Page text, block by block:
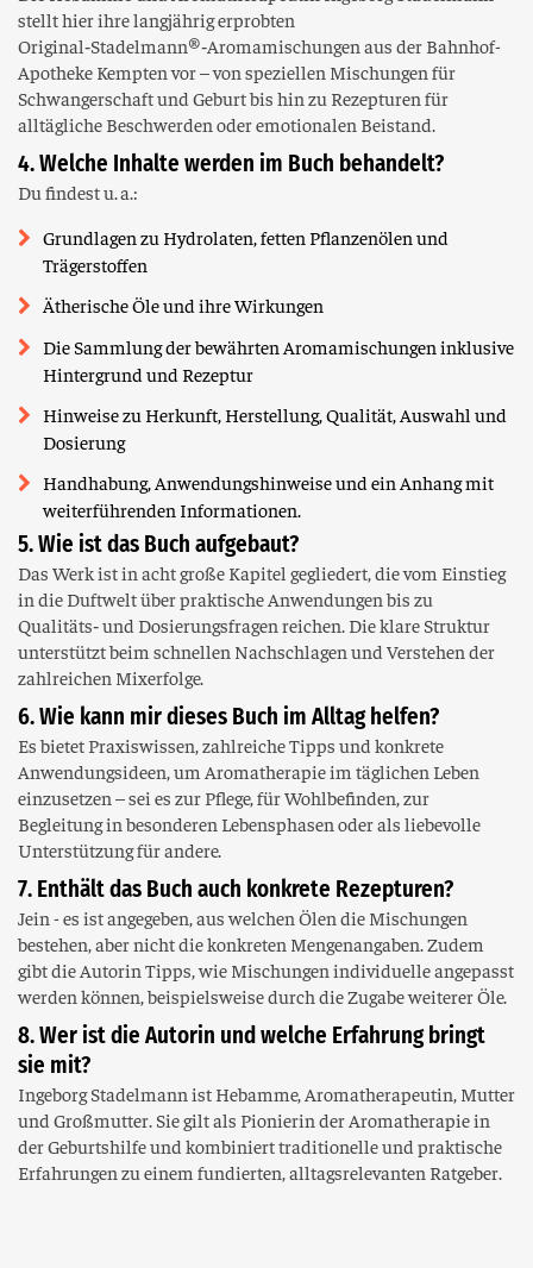
stellt hier ihre langjährig erprobten
Original‑Stadelmann®‑Aromamischungen aus der Bahnhof-
Apotheke Kempten vor – von speziellen Mischungen für
Schwangerschaft und Geburt bis hin zu Rezepturen für
alltägliche Beschwerden oder emotionalen Beistand.
4. Welche Inhalte werden im Buch behandelt?
Du findest u. a.:
Grundlagen zu Hydrolaten, fetten Pflanzenölen und
Trägerstoffen
Ätherische Öle und ihre Wirkungen
Die Sammlung der bewährten Aromamischungen inklusive
Hintergrund und Rezeptur
Hinweise zu Herkunft, Herstellung, Qualität, Auswahl und
Dosierung
Handhabung, Anwendungshinweise und ein Anhang mit
weiterführenden Informationen.
5. Wie ist das Buch aufgebaut?
Das Werk ist in acht große Kapitel gegliedert, die vom Einstieg
in die Duftwelt über praktische Anwendungen bis zu
Qualitäts‑ und Dosierungsfragen reichen. Die klare Struktur
unterstützt beim schnellen Nachschlagen und Verstehen der
zahlreichen Mixerfolge.
6. Wie kann mir dieses Buch im Alltag helfen?
Es bietet Praxiswissen, zahlreiche Tipps und konkrete
Anwendungsideen, um Aromatherapie im täglichen Leben
einzusetzen – sei es zur Pflege, für Wohlbefinden, zur
Begleitung in besonderen Lebensphasen oder als liebevolle
Unterstützung für andere.
7. Enthält das Buch auch konkrete Rezepturen?
Jein - es ist angegeben, aus welchen Ölen die Mischungen
bestehen, aber nicht die konkreten Mengenangaben. Zudem
gibt die Autorin Tipps, wie Mischungen individuelle angepasst
werden können, beispielsweise durch die Zugabe weiterer Öle.
8. Wer ist die Autorin und welche Erfahrung bringt
sie mit?
Ingeborg Stadelmann ist Hebamme, Aromatherapeutin, Mutter
und Großmutter. Sie gilt als Pionierin der Aromatherapie in
der Geburtshilfe und kombiniert traditionelle und praktische
Erfahrungen zu einem fundierten, alltagsrelevanten Ratgeber.